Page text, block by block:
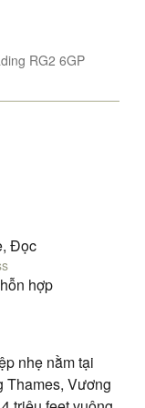
RG2 6GP
Đọc
hợp
nhẹ nằm tại
Thames, Vương